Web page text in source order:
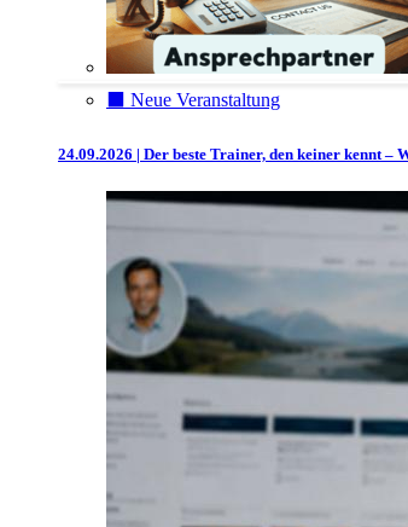
⬛️ Neue Veranstaltung
24.09.2026 | Der beste Trainer, den keiner kennt